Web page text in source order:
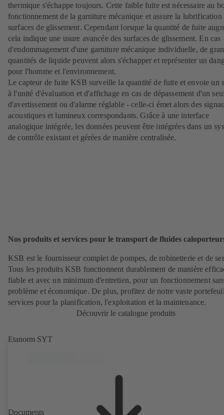
thermique s'échappe toujours. Cette faible fuite est nécessaire au
fonctionnement de la garniture mécanique et assure la lubrification
surfaces de glissement. Cependant lorsque la quantité de fuite
cela indique une usure avancée des surfaces de glissement. En cas
d'endommagement d'une garniture mécanique individuelle, de
quantités de liquide peuvent alors s'échapper et représenter un
pour l'homme et l'environnement.
Le capteur de fuite KSB surveille la quantité de fuite et envoie un
à l'unité d'évaluation et d'affichage en cas de dépassement d'un
d'avertissement ou d'alarme réglable - celle-ci émet alors des
acoustiques et lumineux correspondants. Grâce à une interface
analogique intégrée, les données peuvent être intégrées dans un
de contrôle existant et gérées de manière centralisée.
Nos produits et services pour le transport de fluides
KSB est le fournisseur complet de pompes, de robinetterie et de
Tous les produits KSB fonctionnent durablement de manière
fiable et avec un minimum d'entretien, pour un fonctionnement
problème et économique. De plus, profitez de notre vaste
services pour la planification, l'exploitation et la maintenance.
Découvrir le catalogue produits
Etanorm SYT
Documents